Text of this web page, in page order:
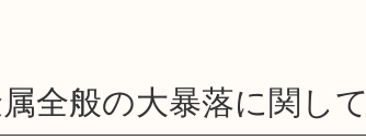
全般の大暴落に関して